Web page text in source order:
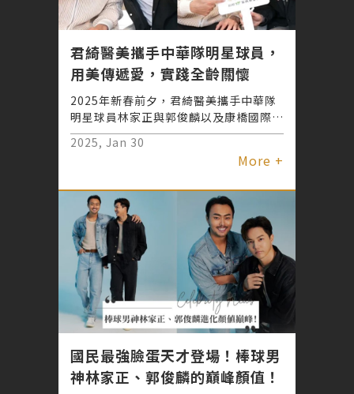
君綺醫美攜手中華隊明星球員，
用美傳遞愛，實踐全齡關懷
2025年新春前夕，君綺醫美攜手中華隊
明星球員林家正與郭俊麟以及康橋國際學
校學生，連續舉辦兩場公益活動，從新生
代人才培育到長者關懷，展現對社會的承
諾，以實際行動實踐「共創美好社會」的
2025, Jan 30
More +
國民最強臉蛋天才登場！棒球男
神林家正、郭俊麟的巔峰顏值！